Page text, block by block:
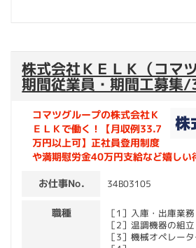
株式会社ＫＥＬＫ（コマ
期間従業員・期間工募集
コマツグループの株式会社Ｋ
ＥＬＫで働く！【月収例33.7
万円以上可】正社員登用制度
や満期慰労金40万円支給など嬉しい
お仕事No. 34B03105
職種
［1］入庫・出庫業務
［2］温調機器の組立
［3］機械オペレー